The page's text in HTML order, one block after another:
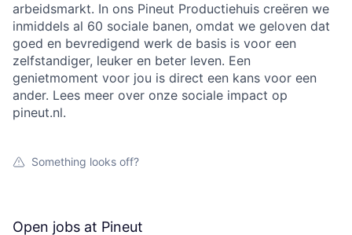
arbeidsmarkt. In ons Pineut Productiehuis creëren we
inmiddels al 60 sociale banen, omdat we geloven dat
goed en bevredigend werk de basis is voor een
zelfstandiger, leuker en beter leven. Een
genietmoment voor jou is direct een kans voor een
ander. Lees meer over onze sociale impact op
pineut.nl.
Something looks off?
Open jobs at Pineut